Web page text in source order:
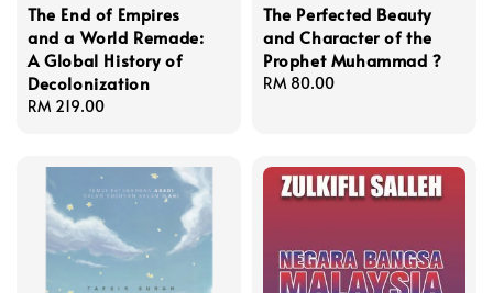
The End of Empires
and a World Remade:
A Global History of
Decolonization
Regular
RM 219.00
The Perfected Beauty
and Character of the
Prophet Muhammad ?
Regular
RM 80.00